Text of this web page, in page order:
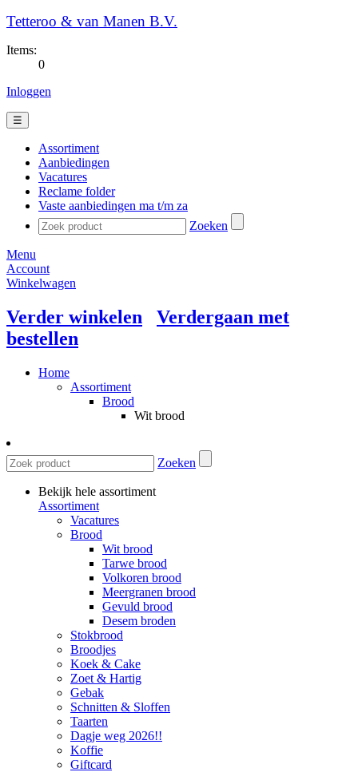
Tetteroo & van Manen B.V.
Items:
0
Inloggen
☰
Assortiment
Aanbiedingen
Vacatures
Reclame folder
Vaste aanbiedingen ma t/m za
Zoeken
Menu
Account
Winkelwagen
Verder winkelen
Verdergaan met
bestellen
Home
Assortiment
Brood
Wit brood
Zoeken
Bekijk hele assortiment
Assortiment
Vacatures
Brood
Wit brood
Tarwe brood
Volkoren brood
Meergranen brood
Gevuld brood
Desem broden
Stokbrood
Broodjes
Koek & Cake
Zoet & Hartig
Gebak
Schnitten & Sloffen
Taarten
Dagje weg 2026!!
Koffie
Giftcard